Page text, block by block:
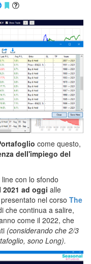
come questo,
dell'impiego del
con lo sfondo
2021 ad oggi alle
nel corso The
che continua a salire,
come il 2022, che
(considerando che 2/3
sono Long).